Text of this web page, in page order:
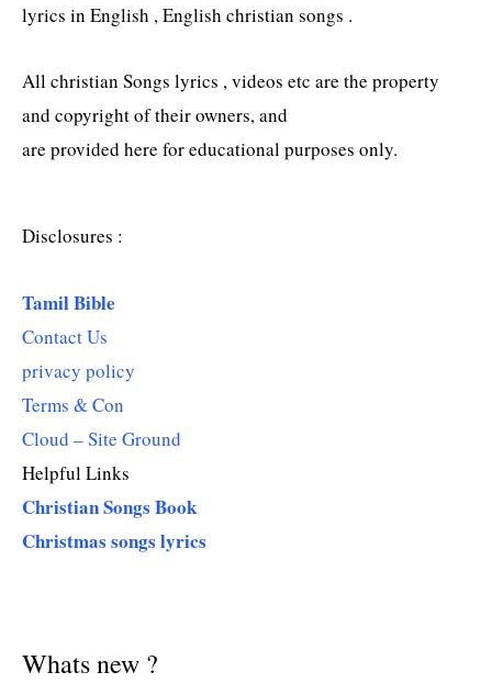
lyrics in English , English christian songs .
All christian Songs lyrics , videos etc are the property
and copyright of their owners, and
are provided here for educational purposes only.
Disclosures :
Tamil Bible
Contact Us
privacy policy
Terms & Con
Cloud – Site Ground
Helpful Links
Christian Songs Book
Christmas songs lyrics
Whats new ?